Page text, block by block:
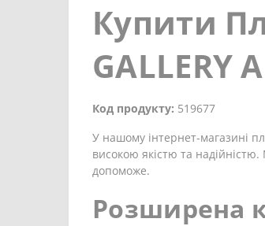
Купити
GALLERY
Код продукту: 519677
У нашому інтернет-магазині
високою якістю та
допоможе.
Розширена